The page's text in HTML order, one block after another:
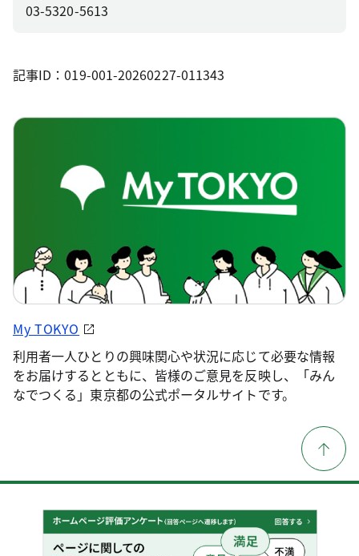
03-5320-5613
記事ID：019-001-20260227-011343
My TOKYO
利用者一人ひとりの興味関心や状況に応じて必要な情報
をお届けするとともに、皆様のご意見を反映し、「みん
なでつくる」東京都の公式ポータルサイトです。